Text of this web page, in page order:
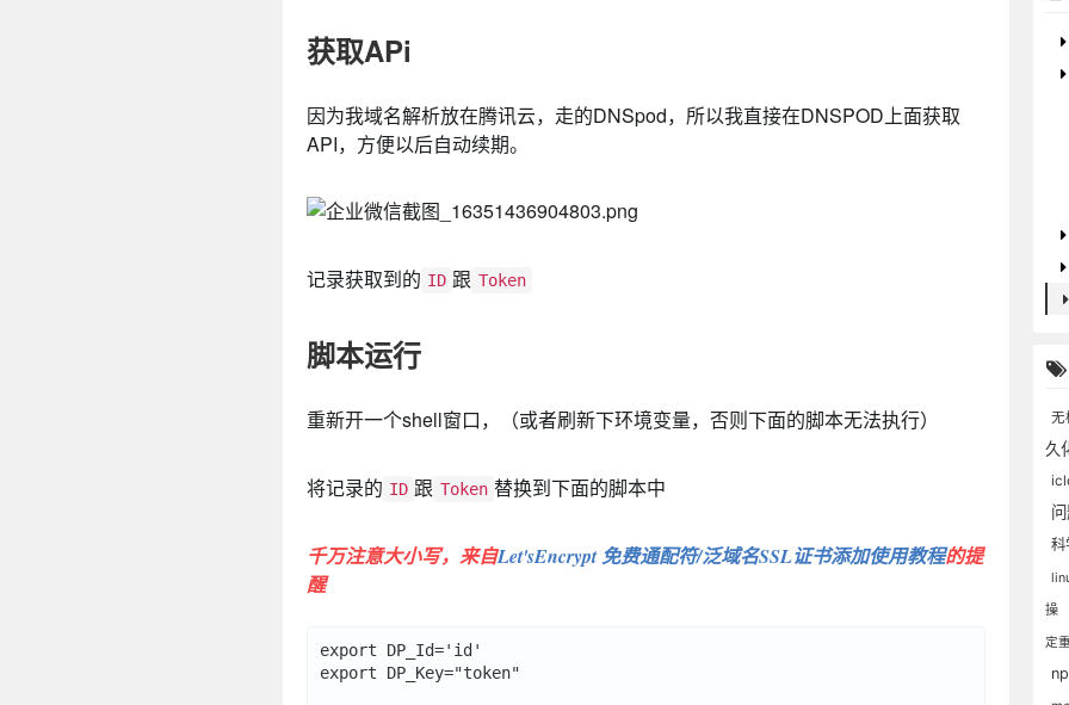
获取APi
因为我域名解析放在腾讯云，走的DNSpod，所以我直接在DNSPOD上面获取
API，方便以后自动续期。
记录获取到的 ID 跟 Token
脚本运行
重新开一个shell窗口，（或者刷新下环境变量，否则下面的脚本无法执行）
将记录的 ID 跟 Token 替换到下面的脚本中
千万注意大小写，来自Let'sEncrypt 免费通配符/泛域名SSL证书添加使用教程的提
醒
export DP_Id='id'
export DP_Key="token"
久
操
定